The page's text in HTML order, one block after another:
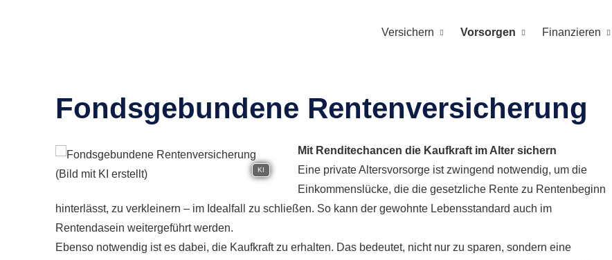
Versichern Vorsorgen Finanzieren
Fondsgebundene Rentenversicherung
KI
Mit Renditechancen die Kaufkraft im Alter sichern
Eine private Alters­vorsorge ist zwingend notwendig, um die
Einkommenslücke, die die gesetzliche Rente zu Rentenbeginn
hinterlässt, zu verkleinern – im Idealfall zu schließen. So kann der gewohnte Lebensstandard auch im
Rentendasein weitergeführt werden.
Ebenso notwendig ist es dabei, die Kaufkraft zu erhalten. Das bedeutet, nicht nur zu sparen, sondern eine